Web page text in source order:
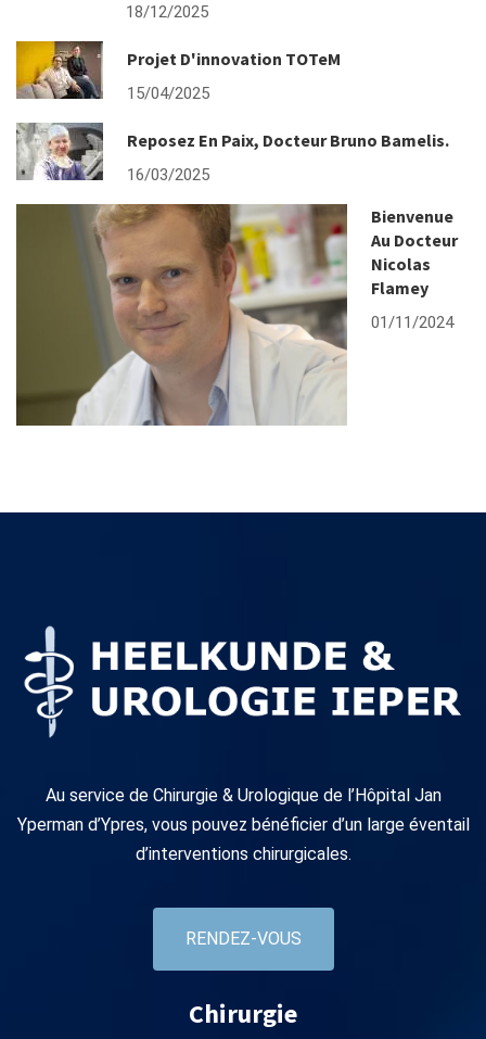
18/12/2025
Projet D'innovation TOTeM
15/04/2025
Reposez En Paix, Docteur Bruno Bamelis.
16/03/2025
Bienvenue
Au Docteur
Nicolas
Flamey
01/11/2024
Au service de Chirurgie & Urologique de l’Hôpital Jan
Yperman d’Ypres, vous pouvez bénéficier d’un large éventail
d’interventions chirurgicales.
RENDEZ-VOUS
Chirurgie